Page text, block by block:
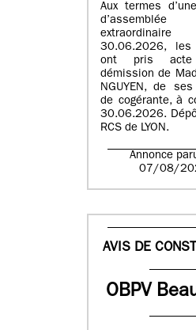
Aux termes
d’assemblée
30.06.2026, les
ont pris
démission de
NGUYEN, de
de cogérante, à
30.06.2026.
RCS de LYON.
Annonce
07/08/
AVIS DE
OBPV